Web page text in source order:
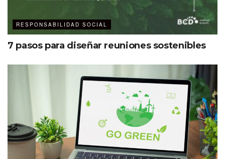
RESPONSABILIDAD SOCIAL
7 pasos para diseñar reuniones sostenibles